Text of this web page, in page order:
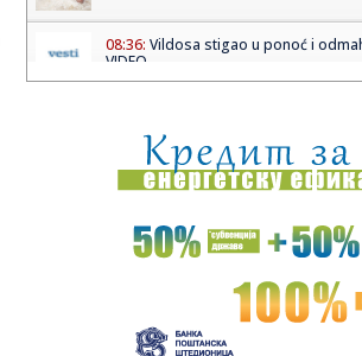
08:36: Vildosa stigao u ponoć i
VIDEO
08:25:Привремена измена трасе
08:19:Požari ne jenjavaju: Gori više
pe...
Ovacije beogradske publike za